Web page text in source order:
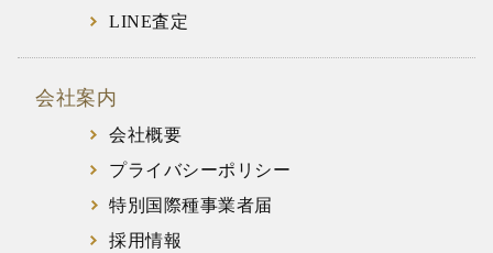
LINE査定
会社案内
会社概要
プライバシーポリシー
特別国際種事業者届
採用情報